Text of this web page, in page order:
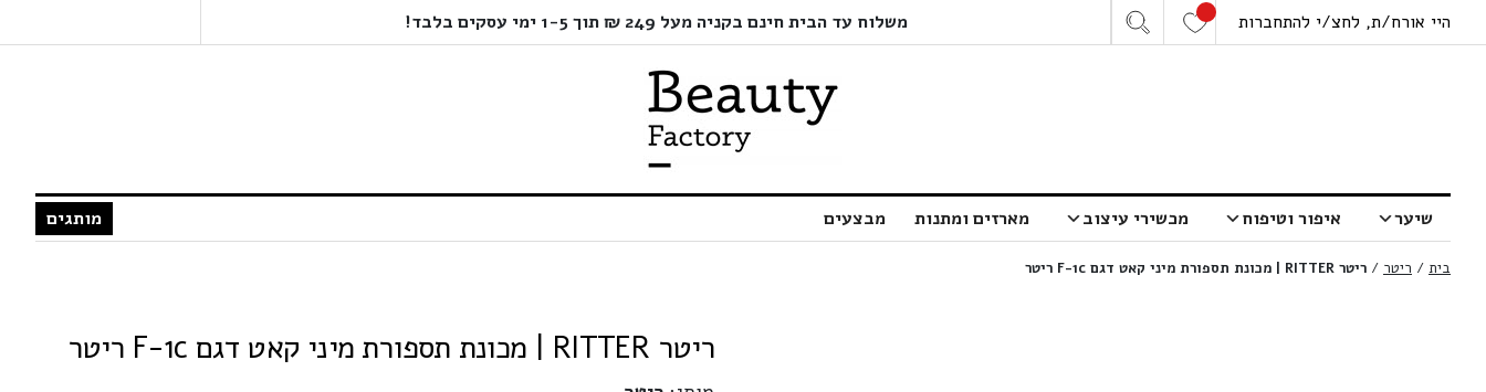
היי אורח/ת, לחצ/י להתחברות משלוח עד הבית חינם בקניה מעל 249 ₪ תוך 1-5 ימי עסקים בלבד!
שיער איפור וטיפוח מכשירי עיצוב מארזים ומתנות מבצעים מותגים
בית / ריטר / ריטר RITTER | מכונת תספורת מיני קאט דגם F-1c ריטר
ריטר RITTER | מכונת תספורת מיני קאט דגם F-1c ריטר